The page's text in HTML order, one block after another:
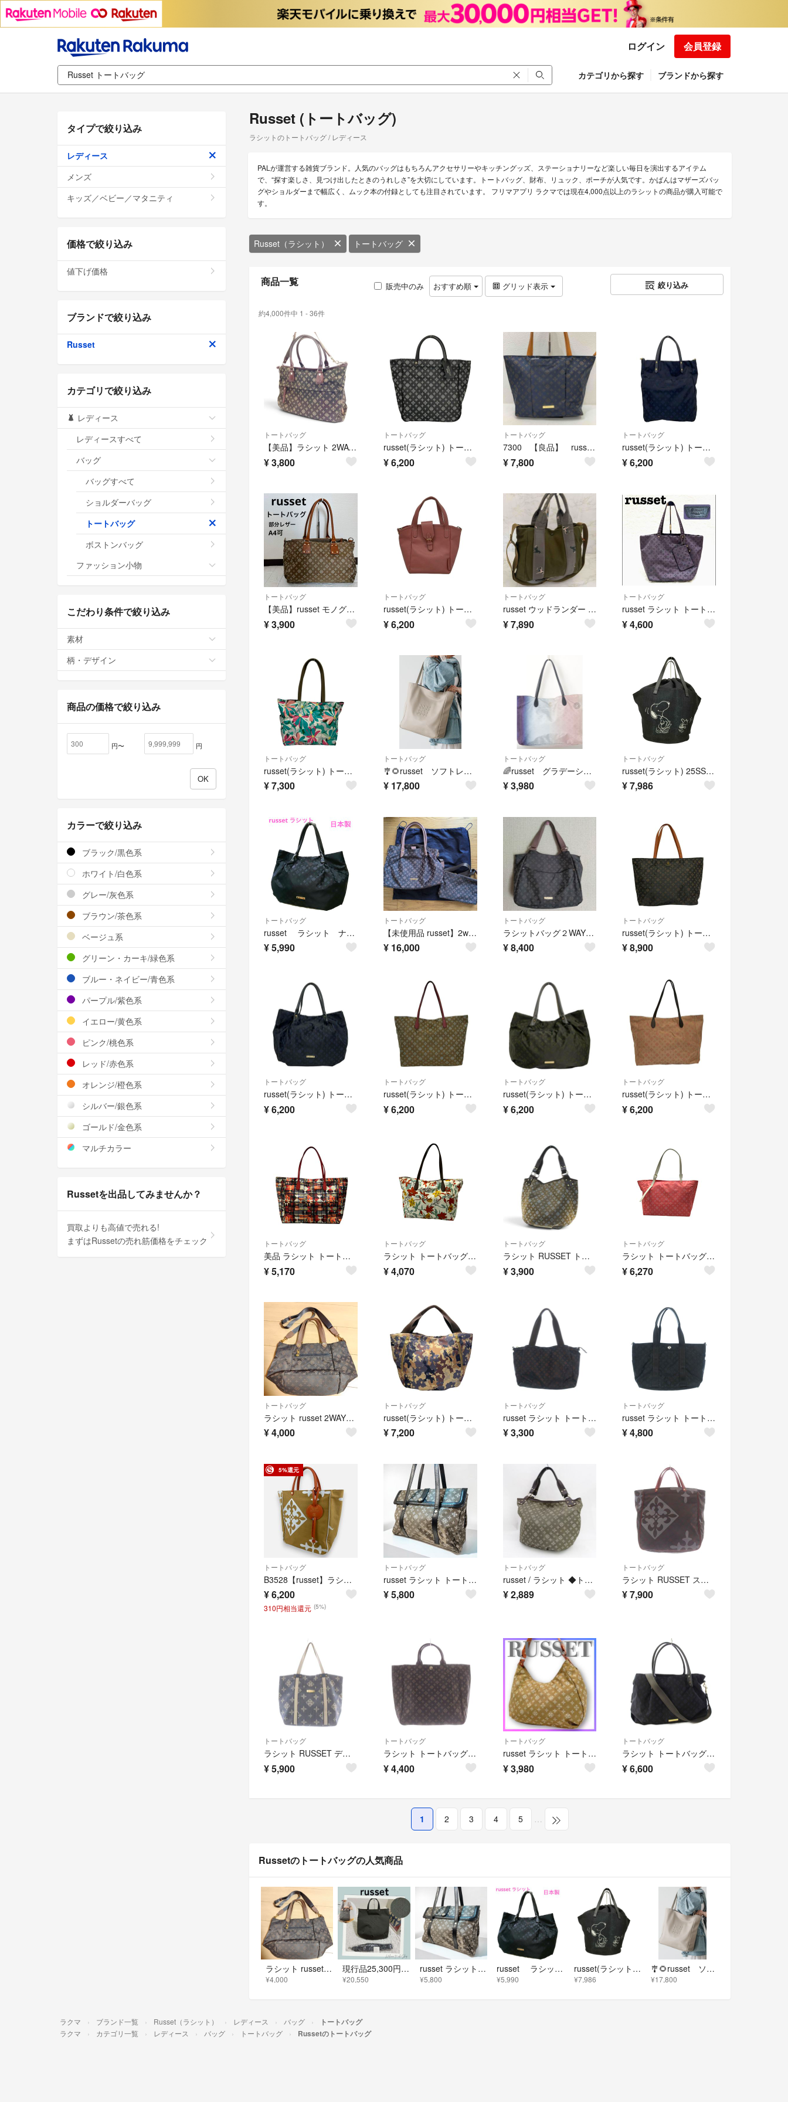
ログイン 会員登録
カテゴリから探す ブランドから探す
Russet (トートバッグ)
ラシットのトートバッグ / レディース
PALが運営する雑貨ブランド。人気のバッグはもちろんアクセサリーやキッチングッズ、ステーショナリーなど楽しい毎日を演出するアイテム
で、“探す楽しさ、見つけ出したときのうれしさ”を大切にしています。トートバッグ、財布、リュック、ポーチが人気です。かばんはマザーズバッ
グやショルダーまで幅広く、ムック本の付録としても注目されています。 フリマアプリ ラクマでは現在4,000点以上のラシットの商品が購入可能で
す。
Russet（ラシット） トートバッグ
商品一覧 販売中のみ おすすめ順 グリッド表示 絞り込み
約4,000件中 1 - 36件
トートバッグ
【美品】ラシット 2WAY トートバッグ ショルダーバッグ モノグラム ブラウン
¥3,800
トートバッグ
russet(ラシット) トートバッグ美品 - 黒×ライトグレー レザー
¥6,200
トートバッグ
7300 【良品】 russet ラシット トートバッグ ナイロン モノグラム
¥7,800
トートバッグ
russet(ラシット) トートバッグ - 黒×ダークネイビー レザー
¥6,200
トートバッグ
【美品】russet モノグラム トートバッグ 肩掛け可 ベージュ A4収納可 ラシット
¥3,900
トートバッグ
russet(ラシット) トートバッグ ピンク レザー
¥6,200
トートバッグ
russet ウッドランダー 2way ミニトートバッグ クラウズナイロン
¥7,890
トートバッグ
russet ラシット トートバッグ モノグラム柄 ナイロン ミニポーチ付き
¥4,600
トートバッグ
russet(ラシット) トートバッグ グリーン×ピンク×ブラウン 花柄 レザー
¥7,300
トートバッグ
🎐🌻russet ソフトレザートートバッグ🎐🌻
¥ 17,800
トートバッグ
🌈russet グラデーショントートバッグ🌈🌈
¥3,980
トートバッグ
russet(ラシット) 25SS カゴトートバッグ 大 レディース バッグ
¥7,986
トートバッグ
russet ラシット ナイロントートバッグ ハンドバック ブラック ネイビー ポリエステル 牛革 軽量 A4🆗 大容量
¥5,990
トートバッグ
【未使用品 russet】2wayトートバッグ ２点セット ピンク×グレー人気色
¥ 16,000
トートバッグ
ラシットバッグ２WAYトートバッグショルダーバッグ
¥8,400
トートバッグ
russet(ラシット) トートバッグ美品 - ダークグレー×ピンクベージュ レザー
¥8,900
トートバッグ
russet(ラシット) トートバッグ 黒×ネイビー レザー
¥6,200
トートバッグ
russet(ラシット) トートバッグ美品 ブラウン×ライトブルー×ボルドー レザー
¥6,200
トートバッグ
russet(ラシット) トートバッグ ダークグレー×グリーン レザー
¥6,200
トートバッグ
russet(ラシット) トートバッグ ライトブラウン×ピンク×ダークブラウン レザー
¥6,200
トートバッグ
美品 ラシット トートバッグ レディース russet
¥5,170
トートバッグ
ラシット トートバッグ 花柄 レディース russet
¥4,070
トートバッグ
ラシット RUSSET トートバッグ 総柄 カーキ
¥3,900
トートバッグ
ラシット トートバッグ 肩掛け レディース russet
¥6,270
トートバッグ
ラシット russet 2WAYトートバッグ
¥4,000
トートバッグ
russet(ラシット) トートバッグ - ベージュ×ダークブラウン×マルチ
¥7,200
トートバッグ
russet ラシット トートバッグ 黒 【古着】【中古】【送料無料】
¥3,300
トートバッグ
russet ラシット トートバッグ 黒 【古着】【中古】【送料無料】
¥4,800
5%還元
トートバッグ
B3528【russet】ラシット セレンディピティ トートバッグ A4収納可 レザー×キャンバス Serendipity ロゴ
¥6,200
310円相当還元 (5%)
トートバッグ
russet ラシット トートバッグ モノグラム柄 ナイロン フラップ A4
¥5,800
トートバッグ
russet / ラシット ◆トートバッグ/モノグラム/ナイロン×レザー/グレー/カーキ 【バッグ/バック/BAG/鞄/カバン】 レディースファッション【中古】 [0220563538]
¥2,889
トートバッグ
ラシット RUSSET スクエア ナイロン トートバッグ ハンドバッグ グレー
¥7,900
トートバッグ
ラシット RUSSET デニム トートバッグ ショルダーバッグ 青
¥5,900
トートバッグ
ラシット トートバッグ リアルレザー モノグラム柄 ハンドバッグ 茶色
¥4,400
トートバッグ
russet ラシット トートバッグ ショルダーバッグ モノグラム ナイロン
¥3,980
トートバッグ
ラシット トートバッグ ショルダーバッグ 4WAY 総柄 ポーチ付き 黒
¥6,600
1 2 3 4 5 …
Russetのトートバッグの人気商品
ラシット russet 2WAYトートバッグ
¥4,000
現行品25,300円／極美品》russet ラシット スリム2WAY ショルダーバック トートバック グレー コーデュラナイロン
¥20,550
russet ラシット トートバッグ モノグラム柄 ナイロン フラップ A4
¥5,800
russet ラシット ナイロントートバッグ ハンドバック ブラック ネイビー ポリエステル 牛革 軽量 A4🆗 大容量
¥5,990
russet(ラシット) 25SS カゴトートバッグ 大 レディース バッグ
¥7,986
🎐🌻russet ソフトレザートートバッグ🎐🌻
¥17,800
タイプで絞り込み
レディース
メンズ
キッズ／ベビー／マタニティ
価格で絞り込み
値下げ価格
ブランドで絞り込み
Russet
カテゴリで絞り込み
レディース
レディースすべて
バッグ
バッグすべて
ショルダーバッグ
トートバッグ
ボストンバッグ
ファッション小物
こだわり条件で絞り込み
素材
柄・デザイン
商品の価格で絞り込み
円〜 円
カラーで絞り込み
ブラック/黒色系
ホワイト/白色系
グレー/灰色系
ブラウン/茶色系
ベージュ系
グリーン・カーキ/緑色系
ブルー・ネイビー/青色系
パープル/紫色系
イエロー/黄色系
ピンク/桃色系
レッド/赤色系
オレンジ/橙色系
シルバー/銀色系
ゴールド/金色系
マルチカラー
Russetを出品してみませんか？
買取よりも高値で売れる!
まずはRussetの売れ筋価格をチェック
ラクマ ブランド一覧 Russet（ラシット） レディース バッグ トートバッグ
ラクマ カテゴリ一覧 レディース バッグ トートバッグ Russetのトートバッグ